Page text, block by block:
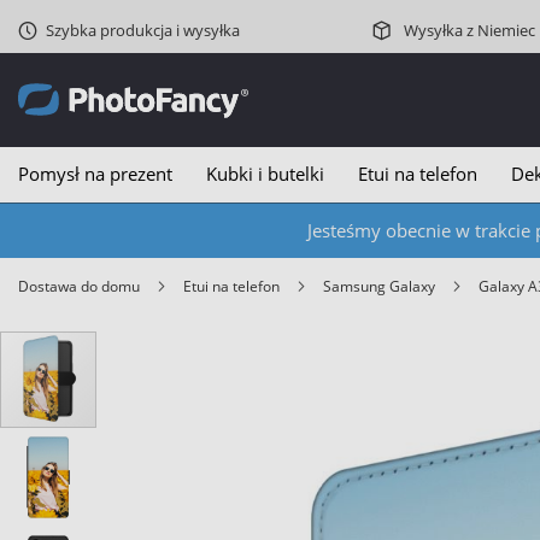
Szybka produkcja i wysyłka Wysyłka z Niemiec
Pomysł na prezent Kubki i butelki Etui na telefon
Jesteśmy obecnie w
Dostawa do domu Etui na telefon Samsung Galaxy Galaxy
Skip
the
end
images